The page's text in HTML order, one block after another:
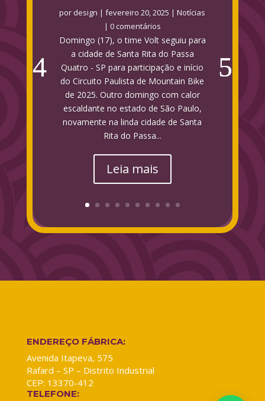
por design |fevereiro 20, 2025 |Notícias
| 0 comentários
Domingo (17), o time Volt seguiu para
a cidade de Santa Rita do Passa
Quatro - SP para participação e início
do Circuito Paulista de Mountain Bike
de 2025. Outro domingo com calor
escaldante no estado de São Paulo,
novamente na linda cidade de Santa
Rita do Passa...
Leia mais
ENDEREÇO FÁBRICA:
Avenida Itapeva, 575
Rafard – SP – Distrito Industrial
CEP: 13370-412
TELEFONE: